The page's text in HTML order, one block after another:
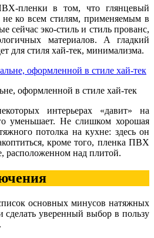
пленки в том, что глянцевый
не ко всем стилям, применяемым в
сейчас эко-стиль и стиль прованс,
материалов. А гладкий
для стиля хай-тек, минимализма.
оформленной в стиле хай-тек
интерьерах «давит» на
уменьшает. Не слишком хорошая
потолка на кухне: здесь он
кроме того, пленка ПВХ
расположенном над плитой.
основных минусов натяжных
сделать уверенный выбор в пользу